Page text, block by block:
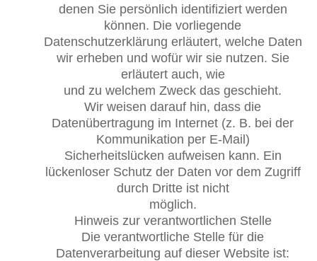
denen Sie persönlich identifiziert werden
können. Die vorliegende
Datenschutzerklärung erläutert, welche Daten
wir erheben und wofür wir sie nutzen. Sie
erläutert auch, wie
und zu welchem Zweck das geschieht.
Wir weisen darauf hin, dass die
Datenübertragung im Internet (z. B. bei der
Kommunikation per E-Mail)
Sicherheitslücken aufweisen kann. Ein
lückenloser Schutz der Daten vor dem Zugriff
durch Dritte ist nicht
möglich.
Hinweis zur verantwortlichen Stelle
Die verantwortliche Stelle für die
Datenverarbeitung auf dieser Website ist: